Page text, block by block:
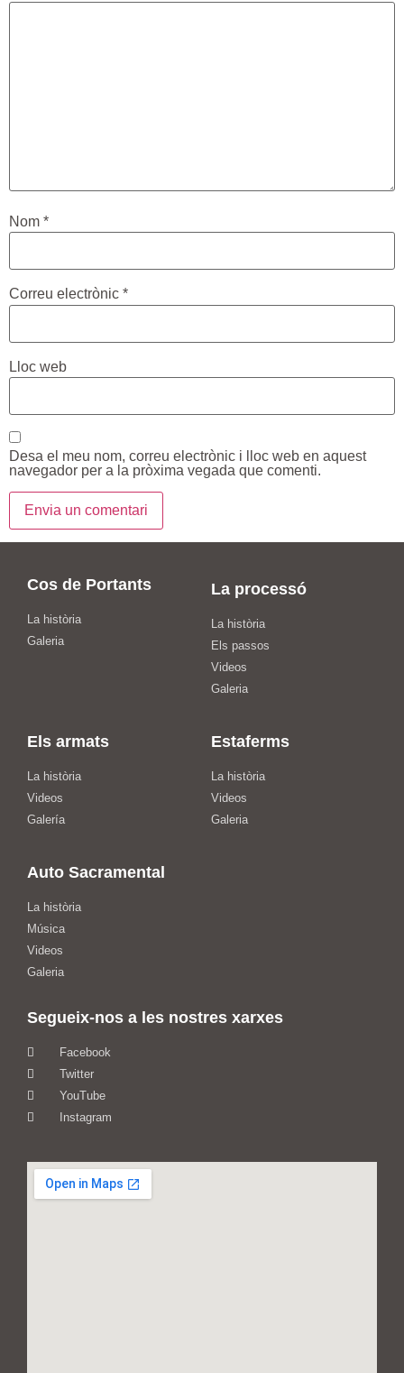
Nom *
Correu electrònic *
Lloc web
Desa el meu nom, correu electrònic i lloc web en aquest
navegador per a la pròxima vegada que comenti.
Cos de Portants
La història
Galeria
La processó
La història
Els passos
Videos
Galeria
Els armats
La història
Videos
Galería
Estaferms
La història
Videos
Galeria
Auto Sacramental
La història
Música
Videos
Galeria
Segueix-nos a les nostres xarxes
Facebook
Twitter
YouTube
Instagram